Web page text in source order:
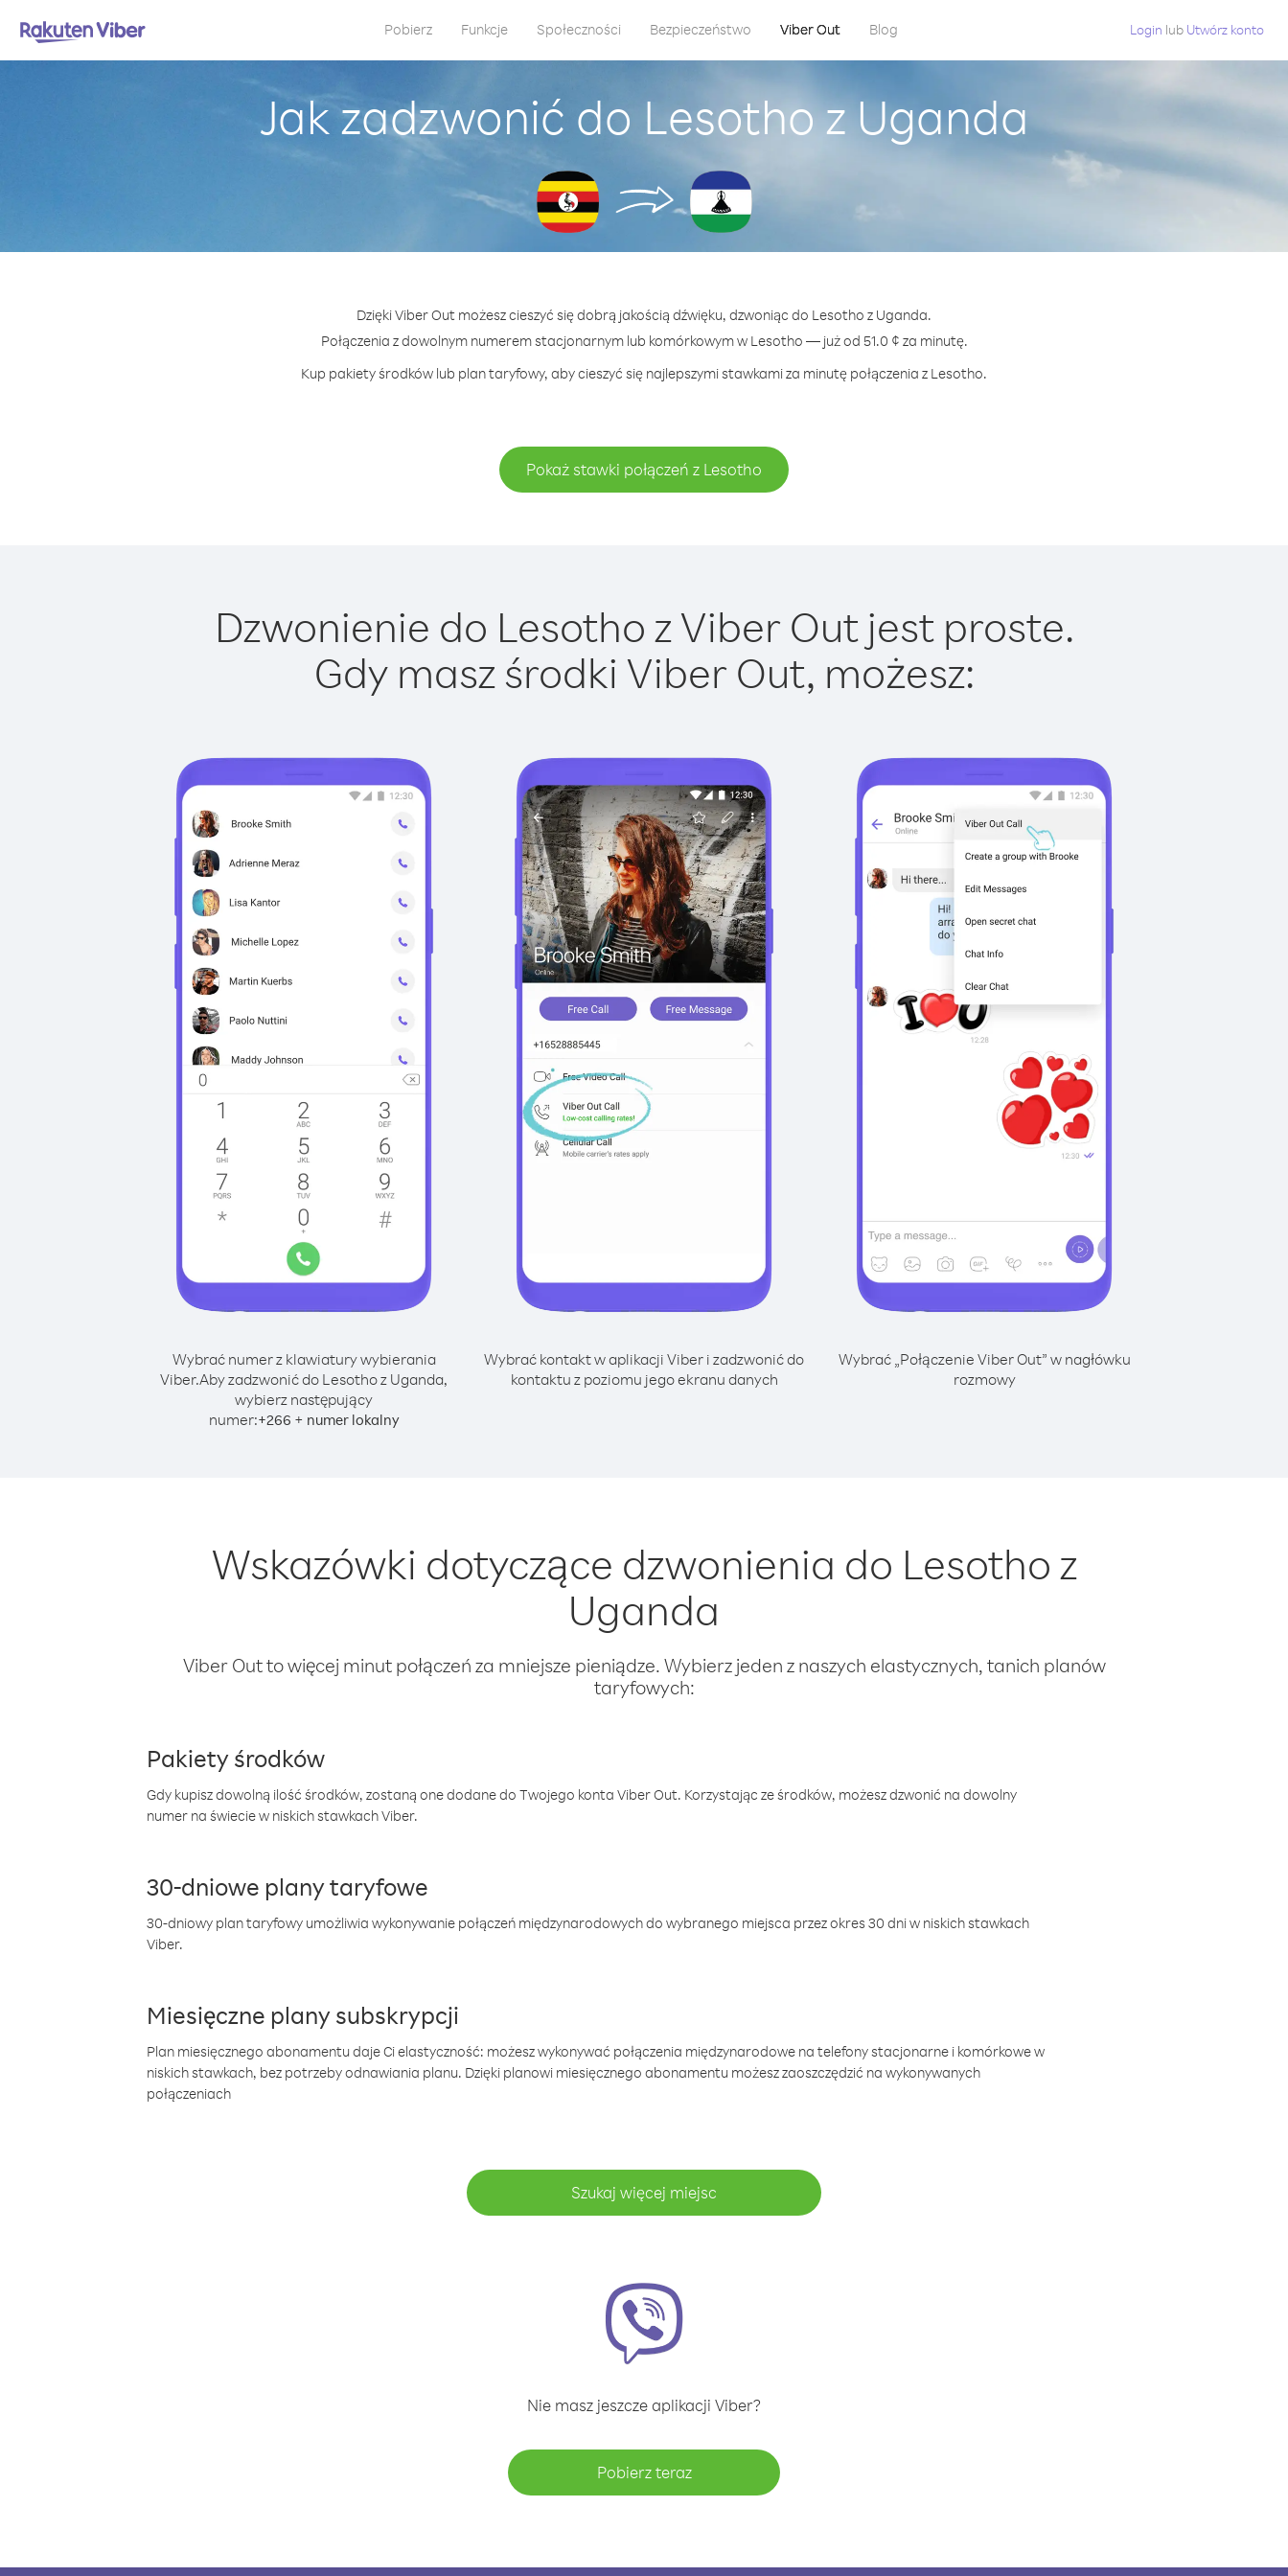
Pobierz Funkcje Społeczności Bezpieczeństwo Viber Out Blog Login lub Utwórz konto
Jak zadzwonić do Lesotho z Uganda
Dzięki Viber Out możesz cieszyć się dobrą jakością dźwięku, dzwoniąc do Lesotho z Uganda.
Połączenia z dowolnym numerem stacjonarnym lub komórkowym w Lesotho — już od 51.0 ¢ za minutę.
Kup pakiety środków lub plan taryfowy, aby cieszyć się najlepszymi stawkami za minutę połączenia z Lesotho.
Pokaż stawki połączeń z Lesotho
Dzwonienie do Lesotho z Viber Out jest proste.
Gdy masz środki Viber Out, możesz:
Wybrać numer z klawiatury wybierania
Viber.Aby zadzwonić do Lesotho z Uganda,
wybierz następujący
numer:+266 + numer lokalny
Wybrać kontakt w aplikacji Viber i zadzwonić do
kontaktu z poziomu jego ekranu danych
Wybrać „Połączenie Viber Out” w nagłówku
rozmowy
Wskazówki dotyczące dzwonienia do Lesotho z
Uganda
Viber Out to więcej minut połączeń za mniejsze pieniądze. Wybierz jeden z naszych elastycznych, tanich planów
taryfowych:
Pakiety środków
Gdy kupisz dowolną ilość środków, zostaną one dodane do Twojego konta Viber Out. Korzystając ze środków, możesz dzwonić na dowolny
numer na świecie w niskich stawkach Viber.
30-dniowe plany taryfowe
30-dniowy plan taryfowy umożliwia wykonywanie połączeń międzynarodowych do wybranego miejsca przez okres 30 dni w niskich stawkach
Viber.
Miesięczne plany subskrypcji
Plan miesięcznego abonamentu daje Ci elastyczność: możesz wykonywać połączenia międzynarodowe na telefony stacjonarne i komórkowe w
niskich stawkach, bez potrzeby odnawiania planu. Dzięki planowi miesięcznego abonamentu możesz zaoszczędzić na wykonywanych
połączeniach
Szukaj więcej miejsc
Nie masz jeszcze aplikacji Viber?
Pobierz teraz